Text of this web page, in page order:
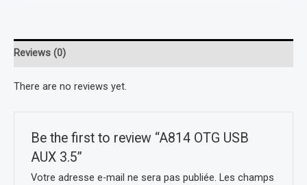
Reviews (0)
There are no reviews yet.
Be the first to review “A814 OTG USB
AUX 3.5”
Votre adresse e-mail ne sera pas publiée. Les champs